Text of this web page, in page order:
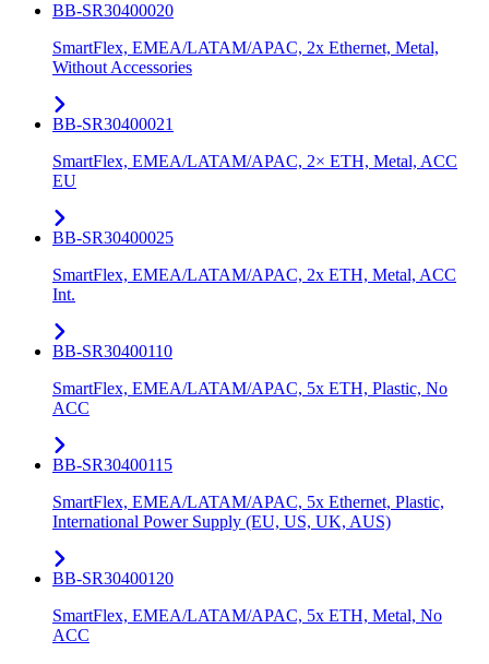
BB-SR30400020
SmartFlex, EMEA/LATAM/APAC, 2x Ethernet, Metal,
Without Accessories
BB-SR30400021
SmartFlex, EMEA/LATAM/APAC, 2× ETH, Metal, ACC
EU
BB-SR30400025
SmartFlex, EMEA/LATAM/APAC, 2x ETH, Metal, ACC
Int.
BB-SR30400110
SmartFlex, EMEA/LATAM/APAC, 5x ETH, Plastic, No
ACC
BB-SR30400115
SmartFlex, EMEA/LATAM/APAC, 5x Ethernet, Plastic,
International Power Supply (EU, US, UK, AUS)
BB-SR30400120
SmartFlex, EMEA/LATAM/APAC, 5x ETH, Metal, No
ACC